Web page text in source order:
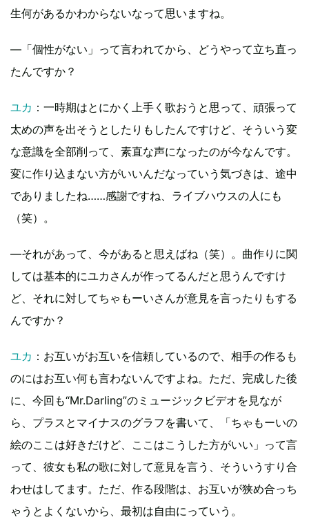
生何があるかわからないなって思いますね。
―「個性がない」って言われてから、どうやって立ち直っ
たんですか？
ユカ ：一時期はとにかく上手く歌おうと思って、頑張って
太めの声を出そうとしたりもしたんですけど、そういう変
な意識を全部削って、素直な声になったのが今なんです。
変に作り込まない方がいいんだなっていう気づきは、途中
でありましたね……感謝ですね、ライブハウスの人にも
（笑）。
―それがあって、今があると思えばね（笑）。曲作りに関
しては基本的にユカさんが作ってるんだと思うんですけ
ど、それに対してちゃもーいさんが意見を言ったりもする
んですか？
ユカ ：お互いがお互いを信頼しているので、相手の作るも
のにはお互い何も言わないんですよね。ただ、完成した後
に、今回も“Mr.Darling”のミュージックビデオを見なが
ら、プラスとマイナスのグラフを書いて、「ちゃもーいの
絵のここは好きだけど、ここはこうした方がいい」って言
って、彼女も私の歌に対して意見を言う、そういうすり合
わせはしてます。ただ、作る段階は、お互いが狭め合っち
ゃうとよくないから、最初は自由にっていう。